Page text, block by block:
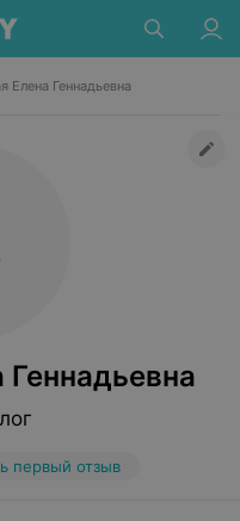
Елена Геннадьевна
первый отзыв